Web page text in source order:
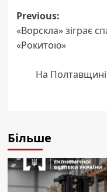
Post
Previous:
«Ворскла» зіграє
«Рокитою»
На Полтавщині
Більше